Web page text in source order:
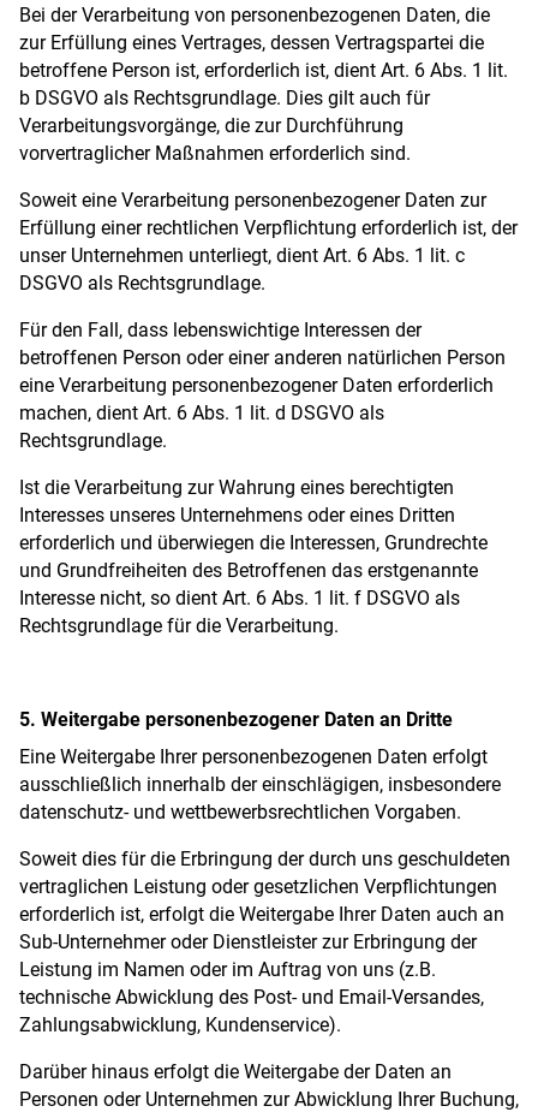
Bei der Verarbeitung von personenbezogenen Daten, die
zur Erfüllung eines Vertrages, dessen Vertragspartei die
betroffene Person ist, erforderlich ist, dient Art. 6 Abs. 1 lit.
b DSGVO als Rechtsgrundlage. Dies gilt auch für
Verarbeitungsvorgänge, die zur Durchführung
vorvertraglicher Maßnahmen erforderlich sind.
Soweit eine Verarbeitung personenbezogener Daten zur
Erfüllung einer rechtlichen Verpflichtung erforderlich ist, der
unser Unternehmen unterliegt, dient Art. 6 Abs. 1 lit. c
DSGVO als Rechtsgrundlage.
Für den Fall, dass lebenswichtige Interessen der
betroffenen Person oder einer anderen natürlichen Person
eine Verarbeitung personenbezogener Daten erforderlich
machen, dient Art. 6 Abs. 1 lit. d DSGVO als
Rechtsgrundlage.
Ist die Verarbeitung zur Wahrung eines berechtigten
Interesses unseres Unternehmens oder eines Dritten
erforderlich und überwiegen die Interessen, Grundrechte
und Grundfreiheiten des Betroffenen das erstgenannte
Interesse nicht, so dient Art. 6 Abs. 1 lit. f DSGVO als
Rechtsgrundlage für die Verarbeitung.
5. Weitergabe personenbezogener Daten an Dritte
Eine Weitergabe Ihrer personenbezogenen Daten erfolgt
ausschließlich innerhalb der einschlägigen, insbesondere
datenschutz- und wettbewerbsrechtlichen Vorgaben.
Soweit dies für die Erbringung der durch uns geschuldeten
vertraglichen Leistung oder gesetzlichen Verpflichtungen
erforderlich ist, erfolgt die Weitergabe Ihrer Daten auch an
Sub-Unternehmer oder Dienstleister zur Erbringung der
Leistung im Namen oder im Auftrag von uns (z.B.
technische Abwicklung des Post- und Email-Versandes,
Zahlungsabwicklung, Kundenservice).
Darüber hinaus erfolgt die Weitergabe der Daten an
Personen oder Unternehmen zur Abwicklung Ihrer Buchung,